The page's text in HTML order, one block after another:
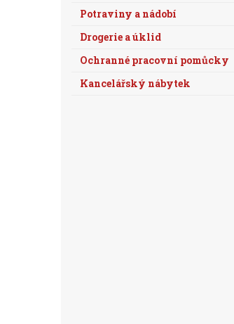
Potraviny a nádobí
Drogerie a úklid
Ochranné pracovní pomůcky
Kancelářský nábytek